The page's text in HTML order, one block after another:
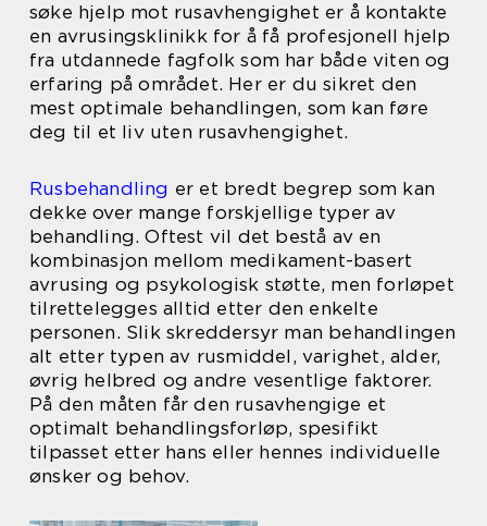
søke hjelp mot rusavhengighet er å kontakte
en avrusingsklinikk for å få profesjonell hjelp
fra utdannede fagfolk som har både viten og
erfaring på området. Her er du sikret den
mest optimale behandlingen, som kan føre
deg til et liv uten rusavhengighet.
Rusbehandling er et bredt begrep som kan
dekke over mange forskjellige typer av
behandling. Oftest vil det bestå av en
kombinasjon mellom medikament-basert
avrusing og psykologisk støtte, men forløpet
tilrettelegges alltid etter den enkelte
personen. Slik skreddersyr man behandlingen
alt etter typen av rusmiddel, varighet, alder,
øvrig helbred og andre vesentlige faktorer.
På den måten får den rusavhengige et
optimalt behandlingsforløp, spesifikt
tilpasset etter hans eller hennes individuelle
ønsker og behov.